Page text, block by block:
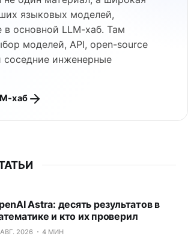
языковых моделей,
в основной LLM-хаб. Там
моделей, API, open-source
соседние инженерные
хаб
Astra: десять результатов в
и кто их проверил
2026 4 МИН